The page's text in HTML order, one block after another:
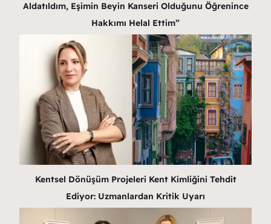
Aldatıldım, Eşimin Beyin Kanseri Olduğunu Öğrenince
Hakkımı Helal Ettim”
Kentsel Dönüşüm Projeleri Kent Kimliğini Tehdit
Ediyor: Uzmanlardan Kritik Uyarı